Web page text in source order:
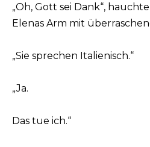
„Oh, Gott sei Dank“,
Elenas Arm mit
„Sie sprechen Italienisch.“
„Ja.
Das tue ich.“